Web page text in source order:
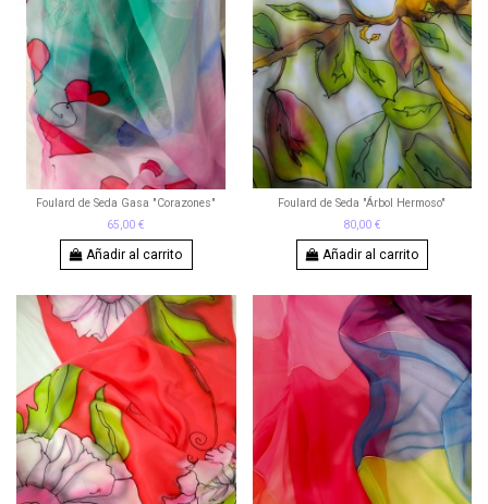
Foulard de Seda Gasa "Corazones"
65,00 €
Añadir al carrito
Foulard de Seda "Árbol Hermoso"
80,00 €
Añadir al carrito